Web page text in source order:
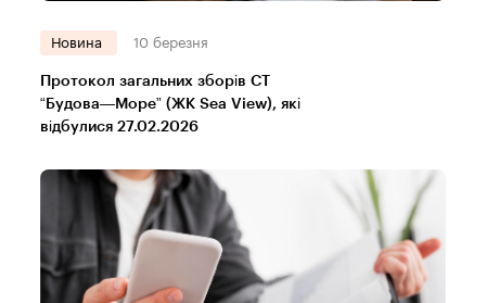
Новина 10 березня
Протокол загальних зборів СТ
“Будова—Море” (ЖК Sea View), які
відбулися 27.02.2026